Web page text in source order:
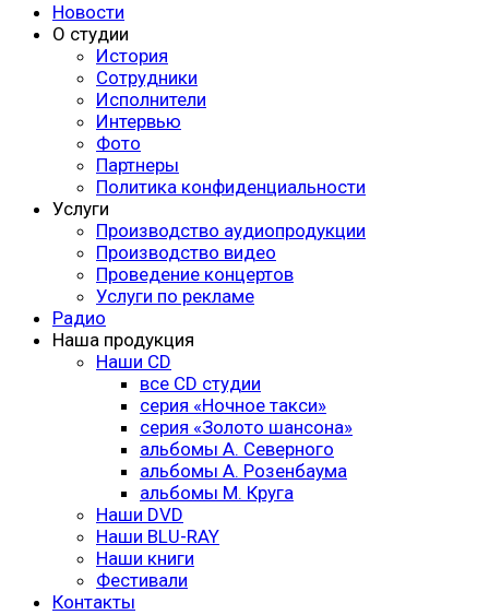
Новости
О студии
История
Сотрудники
Исполнители
Интервью
Фото
Партнеры
Политика конфиденциальности
Услуги
Производство аудиопродукции
Производство видео
Проведение концертов
Услуги по рекламе
Радио
Наша продукция
Наши CD
все CD студии
серия «Ночное такси»
серия «Золото шансона»
альбомы А. Северного
альбомы А. Розенбаума
альбомы М. Круга
Наши DVD
Наши BLU-RAY
Наши книги
Фестивали
Контакты